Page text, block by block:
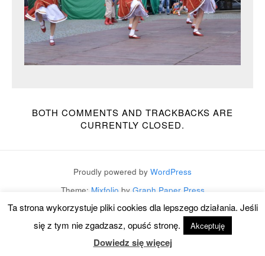
BOTH COMMENTS AND TRACKBACKS ARE
CURRENTLY CLOSED.
Proudly powered by WordPress
Theme: Mixfolio by Graph Paper Press
Ta strona wykorzystuje pliki cookies dla lepszego działania. Jeśli
się z tym nie zgadzasz, opuść stronę.
Akceptuję
Dowiedz się więcej